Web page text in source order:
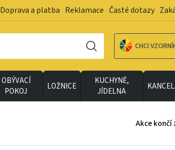
Doprava a platba Reklamace Časté dotazy
CHCI
OBÝVACÍ
POKOJ
LOŽNICE
KUCHYNĚ,
JÍDELNA
Akce končí